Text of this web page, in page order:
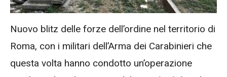
Nuovo blitz delle forze dell’ordine nel territorio di
Roma, con i militari dell’Arma dei Carabinieri che
questa volta hanno condotto un’operazione